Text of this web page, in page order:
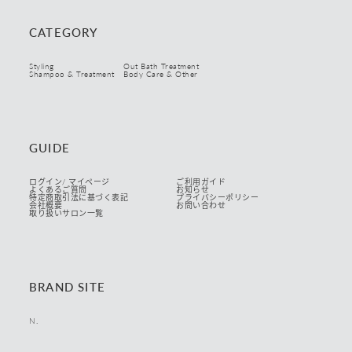
CATEGORY
Styling Out Bath Treatment
Shampoo & Treatment Body Care & Other
GUIDE
ログイン/ マイページ ご利用ガイド
よくあるご質問 お知らせ
特定商取引法に基づく表記 プライバシーポリシー
会社概要 お問い合わせ
取り扱いサロン一覧
BRAND SITE
N.